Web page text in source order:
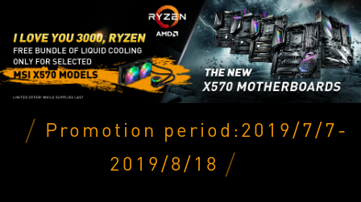
Promotion period:2019/7/7-
2019/8/18